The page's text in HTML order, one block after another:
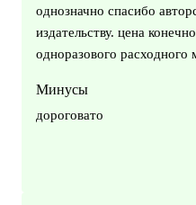
однозначно спасибо
издательству. цена
одноразового расходного
Минусы
дороговато